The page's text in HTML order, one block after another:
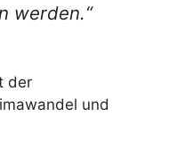
werden.“
der
und